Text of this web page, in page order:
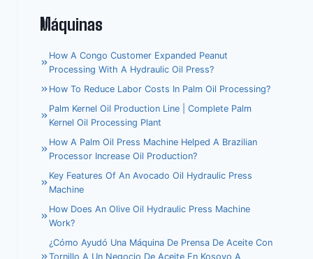
Máquinas
How A Congo Customer Expanded Peanut
Processing With A Hydraulic Oil Press?
How To Reduce Labor Costs In Palm Oil Processing?
Palm Kernel Oil Production Line | Complete Palm
Kernel Oil Processing Plant
How A Palm Oil Press Machine Helped A Brazilian
Processor Increase Oil Production?
Key Features Of An Avocado Oil Hydraulic Press
Machine
How Does An Olive Oil Hydraulic Press Machine
Work?
¿Cómo Ayudó Una Máquina De Prensa De Aceite Con
Tornillo A Un Negocio De Aceite En Kosovo A